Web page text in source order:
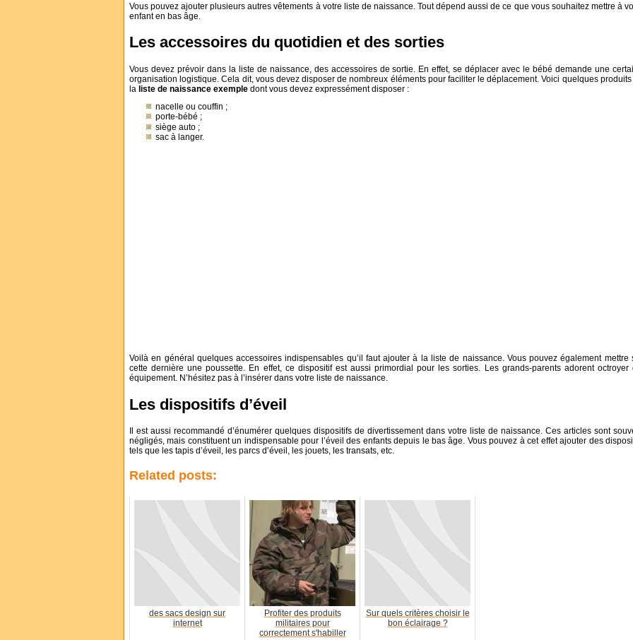
Vous pouvez ajouter plusieurs autres vêtements à votre liste de naissance. Tout dépend aussi de ce que vous souhaitez mettre à
enfant en bas âge.
Les accessoires du quotidien et des sorties
Vous devez prévoir dans la liste de naissance, des accessoires de sortie. En effet, se déplacer avec le bébé demande une
organisation logistique. Cela dit, vous devez disposer de nombreux éléments pour faciliter le déplacement. Voici quelques produits
la liste de naissance exemple dont vous devez expressément disposer :
nacelle ou couffin ;
porte-bébé ;
siège auto ;
sac à langer.
Voilà en général quelques accessoires indispensables qu’il faut ajouter à la liste de naissance. Vous pouvez également mettre
cette dernière une poussette. En effet, ce dispositif est aussi primordial pour les sorties. Les grands-parents adorent octroyer
équipement. N’hésitez pas à l’insérer dans votre liste de naissance.
Les dispositifs d’éveil
Il est aussi recommandé d’énumérer quelques dispositifs de divertissement dans votre liste de naissance. Ces articles sont
négligés, mais constituent un indispensable pour l’éveil des enfants depuis le bas âge. Vous pouvez à cet effet ajouter des
tels que les tapis d’éveil, les parcs d’éveil, les jouets, les transats, etc.
Related posts:
des sacs design sur
internet
Profiter des produits
militaires pour
correctement s'habiller
Sur quels critères choisir le
bon éclairage ?